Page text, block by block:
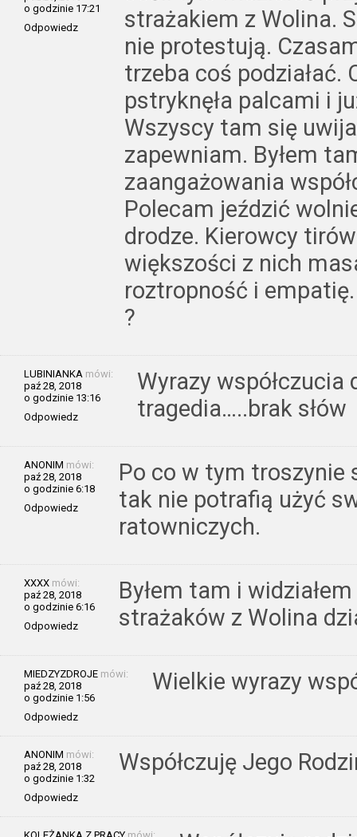
o godzinie 17:21
Odpowiedz
strażakiem z Wolina.
nie protestują.
trzeba coś podziałać.
pstryknęła palcami i
Wszyscy tam się
zapewniam. Byłem
zaangażowania
Polecam jeździć
drodze. Kierowcy
większości z nich
roztropność i empatię.
?
LUBINIANKA mówi:
paź 28, 2018
o godzinie 13:16
Odpowiedz
Wyrazy współczucia
tragedia…..brak słów
ANONIM mówi:
paź 28, 2018
o godzinie 6:18
Odpowiedz
Po co w tym troszynie
tak nie potrafią użyć
ratowniczych.
XXXX mówi:
paź 28, 2018
o godzinie 6:16
Odpowiedz
Byłem tam i
strażaków z Wolina
MIEDZYZDROJE mówi:
paź 28, 2018
o godzinie 1:56
Odpowiedz
Wielkie wyrazy
ANONIM mówi:
paź 28, 2018
o godzinie 1:32
Odpowiedz
Współczuję Jego